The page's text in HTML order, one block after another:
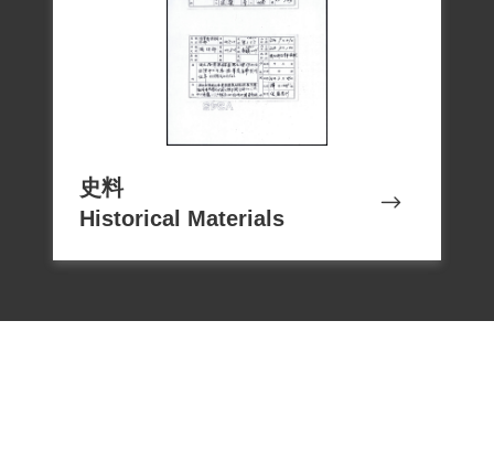
史料
Historical Materials